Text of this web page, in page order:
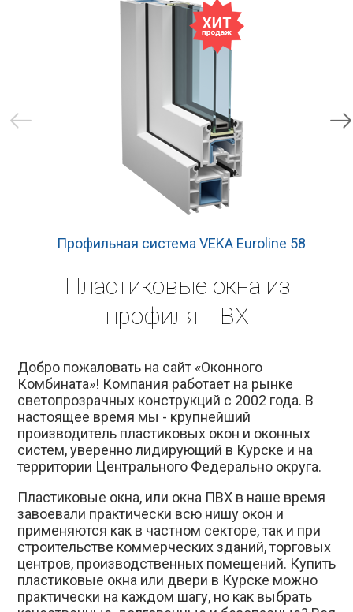
Профильная система VEKA Euroline 58
Пластиковые окна из
профиля ПВХ
Добро пожаловать на сайт «Оконного
Комбината»! Компания работает на рынке
светопрозрачных конструкций с 2002 года. В
настоящее время мы - крупнейший
производитель пластиковых окон и оконных
систем, уверенно лидирующий в Курске и на
территории Центрального Федерально округа.
Пластиковые окна, или окна ПВХ в наше время
завоевали практически всю нишу окон и
применяются как в частном секторе, так и при
строительстве коммерческих зданий, торговых
центров, производственных помещений. Купить
пластиковые окна или двери в Курске можно
практически на каждом шагу, но как выбрать